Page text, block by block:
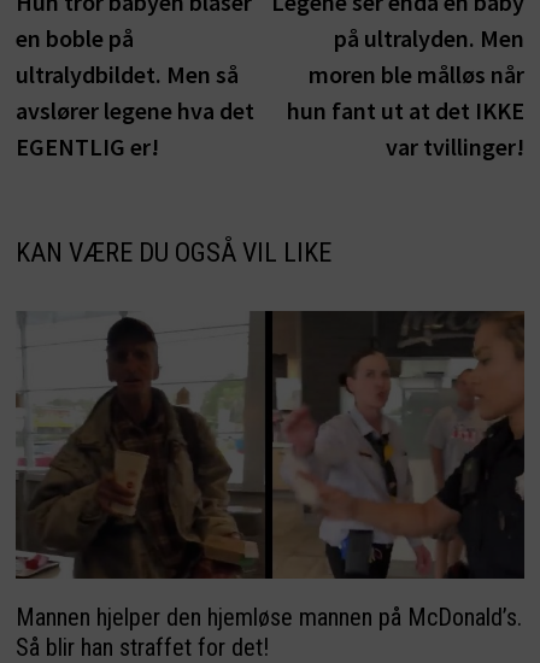
en boble på
ultralydbildet. Men så
avslører legene hva det
EGENTLIG er!
på ultralyden. Men
moren ble målløs når
hun fant ut at det IKKE
var tvillinger!
KAN VÆRE DU OGSÅ VIL LIKE
Mannen hjelper den hjemløse mannen på McDonald’s.
Så blir han straffet for det!